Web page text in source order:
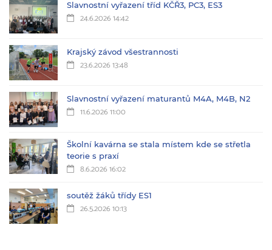
Slavnostní vyřazení tříd KČŘ3, PC3, ES3
24.6.2026 14:42
Krajský závod všestrannosti
23.6.2026 13:48
Slavnostní vyřazení maturantů M4A, M4B, N2
11.6.2026 11:00
Školní kavárna se stala místem kde se střetla
teorie s praxí
8.6.2026 16:02
soutěž žáků třídy ES1
26.5.2026 10:13